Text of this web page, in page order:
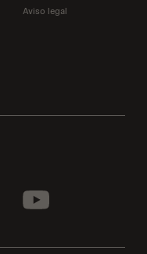
Aviso legal